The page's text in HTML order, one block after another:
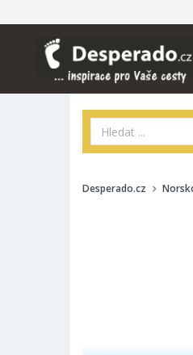
Desperado.cz